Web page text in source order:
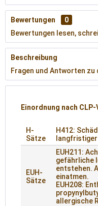
Bewertungen
0
Bewertungen lesen,
Beschreibung
Fragen und Antworten zu
Einordnung nach
H-
Sätze
H412:
EUH-
Sätze
EUH211:
gefährliche
entstehen.
einatmen.
EUH208:
allergische